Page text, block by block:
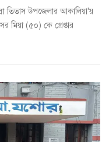
তিতাস উপজেলার আকালিয়া'য়
মিয়া (৫০) কে গ্রেপ্তার